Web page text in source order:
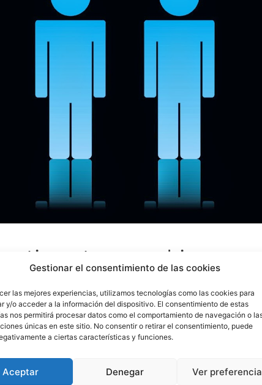
Gestionar el consentimiento de las cookies
las mejores experiencias, utilizamos tecnologías como las cookies para
y/o acceder a la información del dispositivo. El consentimiento de estas
nos permitirá procesar datos como el comportamiento de navegación o
únicas en este sitio. No consentir o retirar el consentimiento, puede
a ciertas características y funciones.
Aceptar Denegar Ver
tu speaking